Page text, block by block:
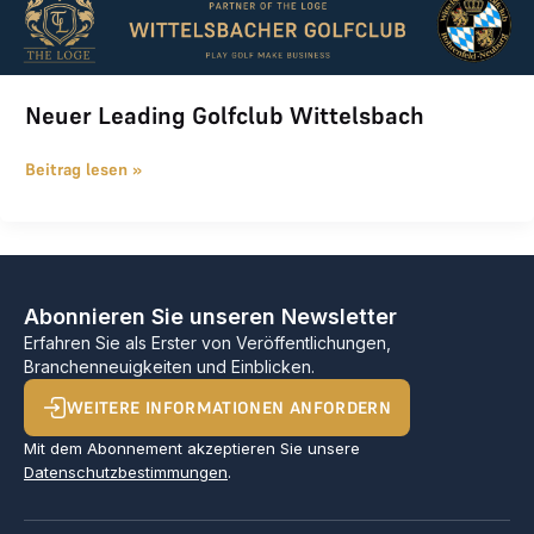
Neuer Leading Golfclub Wittelsbach
Beitrag lesen »
Abonnieren Sie unseren Newsletter
Erfahren Sie als Erster von Veröffentlichungen,
Branchenneuigkeiten und Einblicken.
WEITERE INFORMATIONEN ANFORDERN
Mit dem Abonnement akzeptieren Sie unsere
Datenschutzbestimmungen.